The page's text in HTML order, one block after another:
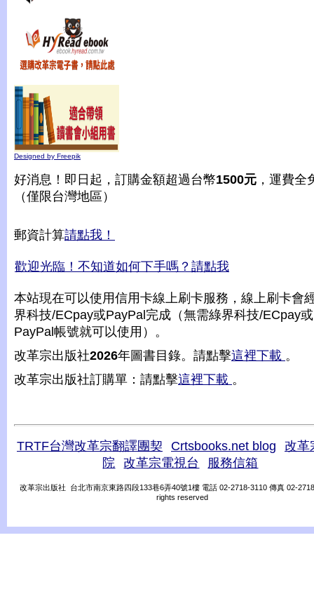
Designed by Freepik
好消息！即日起，訂購金額超過台幣1500元 ，運費全
（僅限台灣地區）
郵資計算請點我！
歡迎光臨！不知道如何下手嗎？請點我
本站現在可以使用信用卡線上刷卡服務，線上刷卡會
界科技/ECpay或PayPal完成（無需綠界科技/ECpay或
PayPal帳號就可以使用）。
改革宗出版社2026年圖書目錄。請點擊這裡下載 。
改革宗出版社訂購單：請點擊這裡下載 。
TRTF台灣改革宗翻譯團契 Crtsbooks.net blog
改革
院
改革宗電視台 服務信箱
改革宗出版社 台北市南京東路四段133巷6弄40號1樓 電話 02-2718-3110 傳真 02-
rights reserved